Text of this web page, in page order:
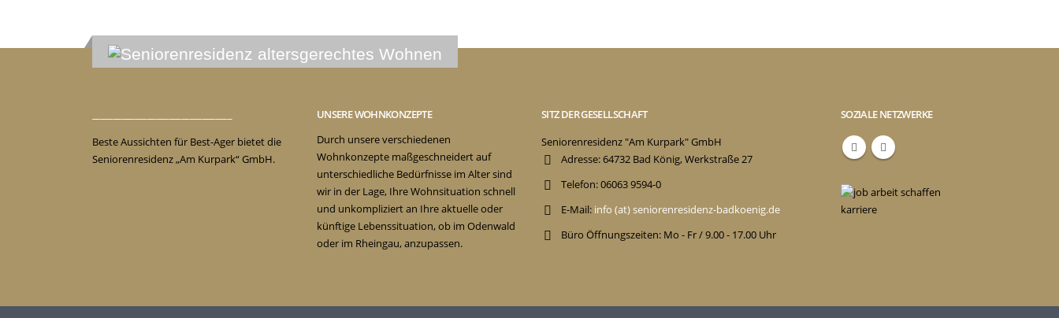
Beste Aussichten für Best-Ager bietet die
Seniorenresidenz „Am Kurpark“ GmbH.
UNSERE WOHNKONZEPTE
Durch unsere verschiedenen
Wohnkonzepte maßgeschneidert auf
unterschiedliche Bedürfnisse im Alter sind
wir in der Lage, Ihre Wohnsituation schnell
und unkompliziert an Ihre aktuelle oder
künftige Lebenssituation, ob im Odenwald
oder im Rheingau, anzupassen.
SITZ DER GESELLSCHAFT
Seniorenresidenz "Am Kurpark" GmbH
Adresse:64732 Bad König, Werkstraße 27
Telefon:06063 9594-0
E-Mail: info (at) seniorenresidenz-badkoenig.de
Büro Öffnungszeiten: Mo - Fr / 9.00 - 17.00 Uhr
SOZIALE NETZWERKE